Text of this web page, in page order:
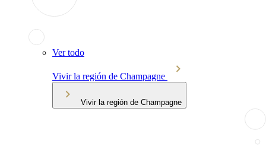
Ver todo
Vivir la región de Champagne
Vivir la región de Champagne